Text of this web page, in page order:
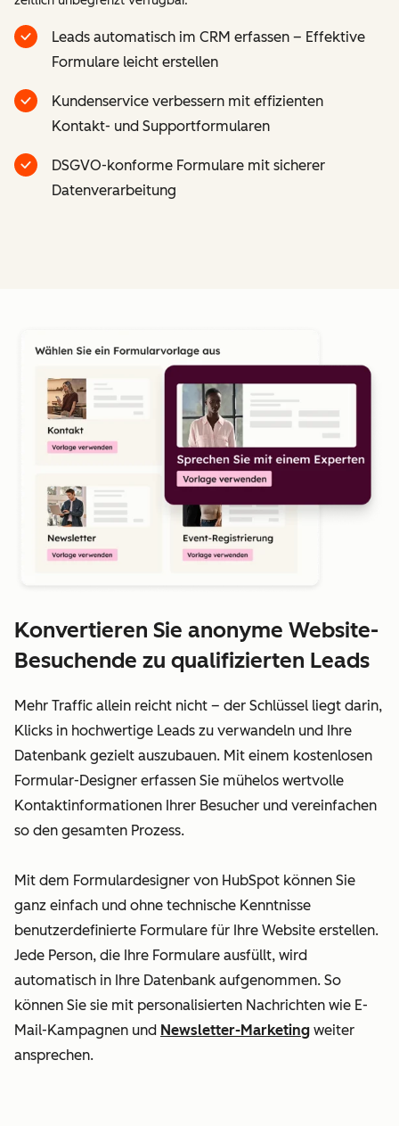
Leads automatisch im CRM erfassen – Effektive
Formulare leicht erstellen
Kundenservice verbessern mit effizienten
Kontakt- und Supportformularen
DSGVO-konforme Formulare mit sicherer
Datenverarbeitung
Konvertieren Sie anonyme Website-
Besuchende zu qualifizierten Leads
Mehr Traffic allein reicht nicht – der Schlüssel liegt darin,
Klicks in hochwertige Leads zu verwandeln und Ihre
Datenbank gezielt auszubauen. Mit einem kostenlosen
Formular-Designer erfassen Sie mühelos wertvolle
Kontaktinformationen Ihrer Besucher und vereinfachen
so den gesamten Prozess.
Mit dem Formulardesigner von HubSpot können Sie
ganz einfach und ohne technische Kenntnisse
benutzerdefinierte Formulare für Ihre Website erstellen.
Jede Person, die Ihre Formulare ausfüllt, wird
automatisch in Ihre Datenbank aufgenommen. So
können Sie sie mit personalisierten Nachrichten wie E-
Mail-Kampagnen und Newsletter-Marketing weiter
ansprechen.